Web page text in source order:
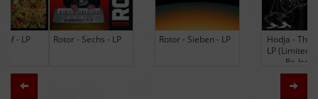
Rotor - Sechs - LP Rotor - Sieben - LP
Hodja - The Band -
LP (Limited Edition
Zurück